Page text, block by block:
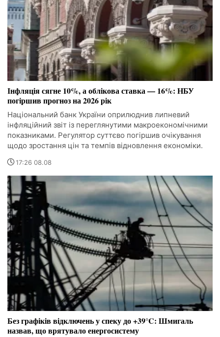
Інфляція сягне 10%, а облікова ставка — 16%: НБУ
погіршив прогноз на 2026 рік
Національний банк України оприлюднив липневий
інфляційний звіт із переглянутими макроекономічними
показниками. Регулятор суттєво погіршив очікування
щодо зростання цін та темпів відновлення економіки.
17:26 08.08
Без графіків відключень у спеку до +39°C: Шмигаль
назвав, що врятувало енергосистему